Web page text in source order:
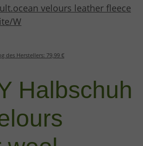
velours leather fleece
W
des Herstellers: 79,99 €
Halbschuh